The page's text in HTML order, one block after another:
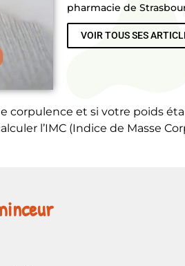
corpulence et si votre poids
l’IMC (Indice de Masse
pharmacie de
VOIR TOUS SES